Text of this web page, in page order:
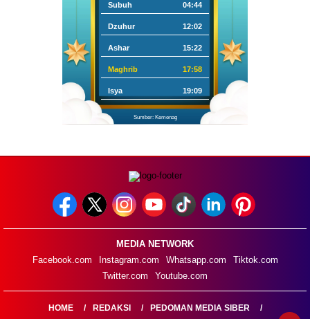
Subuh 04:44
Dzuhur 12:02
Ashar 15:22
Maghrib 17:58
Isya 19:09
Sumber: Kemenag
MEDIA NETWORK
Facebook.com
Instagram.com Whatsapp.com
Tiktok.com
Twitter.com
Youtube.com
HOME REDAKSI PEDOMAN MEDIA SIBER